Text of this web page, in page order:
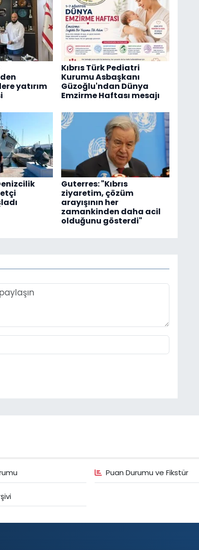
yatırım
Kıbrıs Türk Pediatri
Kurumu Asbaşkanı
Güzoğlu'ndan Dünya
Emzirme Haftası mesajı
Guterres: "Kıbrıs
ziyaretim, çözüm
arayışının her
zamankinden daha acil
olduğunu gösterdi"
Puan Durumu ve Fikstür